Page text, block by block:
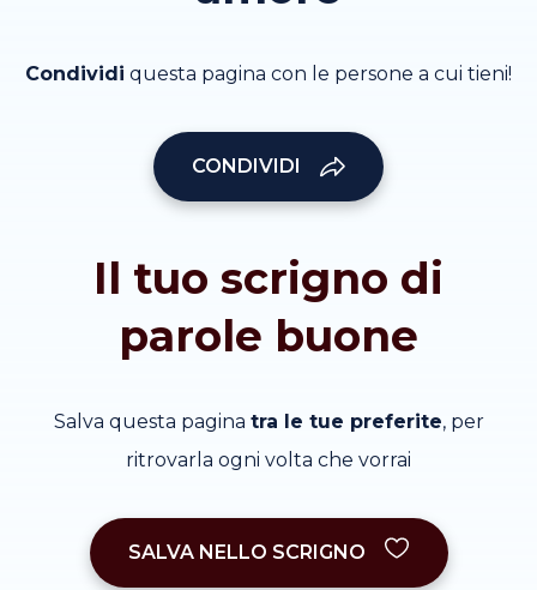
Condividi questa pagina con le persone a cui tieni!
CONDIVIDI
Il tuo scrigno di
parole buone
Salva questa pagina tra le tue preferite, per
ritrovarla ogni volta che vorrai
SALVA NELLO SCRIGNO